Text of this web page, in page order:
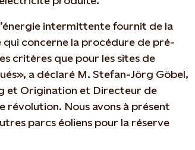
intermittente fournit de la
qui concerne la procédure de pré-
critères que pour les sites de
a déclaré M. Stefan-Jörg Göbel,
et Origination et Directeur de
révolution. Nous avons à présent
parcs éoliens pour la réserve